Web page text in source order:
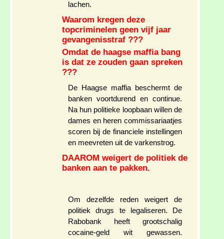
lachen.
Waarom kregen deze
topcriminelen geen vijf jaar
gevangenisstraf ???
Omdat de haagse maffia bang
is dat ze zouden gaan spreken
???
De Haagse maffia beschermt de
banken voortdurend en continue.
Na hun politieke loopbaan willen de
dames en heren commissariaatjes
scoren bij de financiele instellingen
en meevreten uit de varkenstrog.
DAAROM weigert de politiek de
banken aan te pakken.
Om dezelfde reden weigert de
politiek drugs te legaliseren. De
Rabobank heeft grootschalig
cocaine-geld wit gewassen.